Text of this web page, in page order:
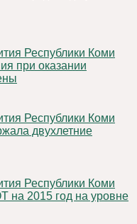
при оказании
двухлетние
на 2015 год на уровне